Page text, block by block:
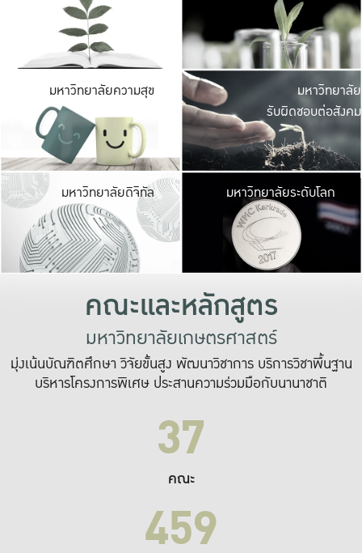
มีพื้นที่เขียวสดใส
เป็นป่าในเมือง เกษต
มหาวิทยาลัยความสุข มหาวิ
ค
เปิดประ
และพบเรื่องราวใ
มหาวิทยาลัย
รับผิดชอบต่อสังคม
มหาวิทยาลัยดิจิทัล มหาวิ
เปลี่ยนแปลง แล
เพื่อทำง
ระบบสารสนเทศ
มหาวิทยาลัยระดับโลก
คณะและหลักสูตร
มหาวิทยาลัยเกษตรศาสตร์
มุ่งเน้นบัณฑิตศึกษา วิจัยขั้นสูง พัฒนาวิชาการ บริการวิชาพื้นฐาน
บริหารโครงการพิเศษ ประสานความร่วมมือกับนานาชาติ
37
คณะ
459